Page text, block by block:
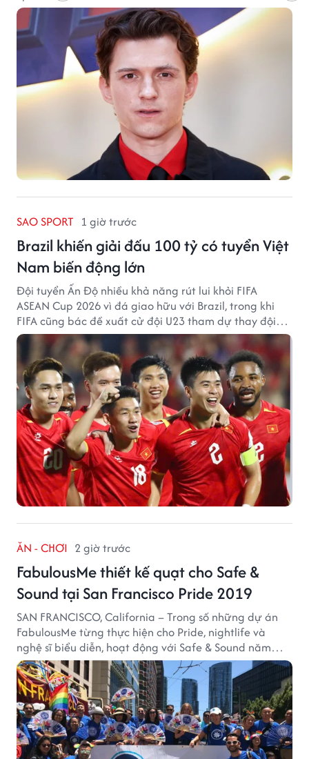
SAO SPORT 1 giờ trước
Brazil khiến giải đấu 100 tỷ có tuyển Việt
Nam biến động lớn
Đội tuyển Ấn Độ nhiều khả năng rút lui khỏi FIFA
ASEAN Cup 2026 vì đá giao hữu với Brazil, trong khi
FIFA cũng bác đề xuất cử đội U23 tham dự thay đội
tuyển quốc gia.
ĂN - CHƠI 2 giờ trước
FabulousMe thiết kế quạt cho Safe &
Sound tại San Francisco Pride 2019
SAN FRANCISCO, California – Trong số những dự án
FabulousMe từng thực hiện cho Pride, nightlife và
nghệ sĩ biểu diễn, hoạt động với Safe & Sound năm
2019 mang một bối cảnh khác biệt. Safe & Sound là tổ
chức phi lợi nhuận tại San Francisco hoạt động trong
lĩnh vực phòng ngừa bạo hành trẻ em, hỗ trợ gia đình
và xây dựng môi trường an toàn cho trẻ em.